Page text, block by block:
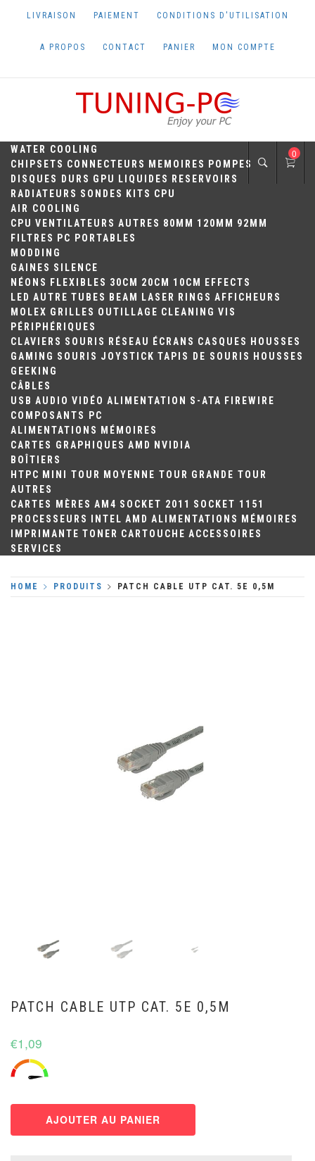
LIVRAISON PAIEMENT CONDITIONS D'UTILISATION
A PROPOS CONTACT PANIER MON COMPTE
TUNING-PC
WATER COOLING
CHIPSETS CONNECTEURS MEMOIRES
POMPES
DISQUES DURS GPU LIQUIDES
RESERVOIRS
RADIATEURS SONDES KITS CPU
AIR COOLING
CPU VENTILATEURS AUTRES 80MM 120MM
92MM
FILTRES
PC PORTABLES
MODDING
GAINES SILENCE
NÉONS
FLEXIBLES 30CM 20CM 10CM
EFFECTS
LED AUTRE TUBES BEAM LASER RINGS AFFICHEURS
MOLEX GRILLES OUTILLAGE CLEANING VIS
PÉRIPHÉRIQUES
CLAVIERS SOURIS RÉSEAU ÉCRANS CASQUES
HOUSSES
GAMING SOURIS JOYSTICK TAPIS DE SOURIS
HOUSSES
GEEKING
CÂBLES
USB AUDIO VIDÉO ALIMENTATION S-ATA FIREWIRE
COMPOSANTS PC
ALIMENTATIONS
MÉMOIRES
CARTES GRAPHIQUES AMD
NVIDIA
BOÎTIERS
HTPC MINI TOUR MOYENNE TOUR GRANDE TOUR
AUTRES
CARTES MÈRES AM4 SOCKET 2011
SOCKET 1151
PROCESSEURS
INTEL AMD ALIMENTATIONS
MÉMOIRES
IMPRIMANTE TONER CARTOUCHE ACCESSOIRES
SERVICES
0
HOME PRODUITS PATCH CABLE UTP CAT. 5E 0,5M
PATCH CABLE UTP CAT. 5E 0,5M
€1,09
AJOUTER AU PANIER